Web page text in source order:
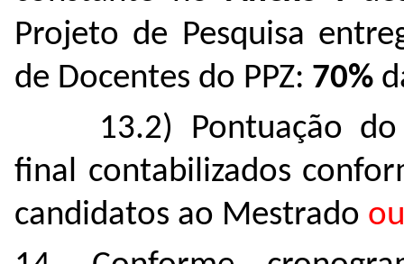
Projeto de Pesquisa
de Docentes do PPZ: 70%
13.2) Pontuação
final contabilizados
candidatos ao Mestrado